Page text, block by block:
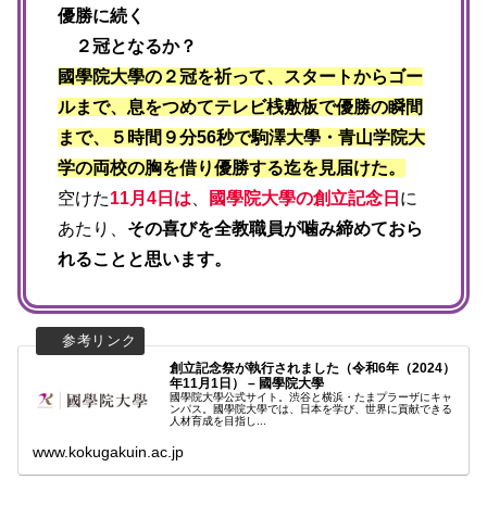
優勝に続く
２冠となるか？
國學院大學の２冠を祈って、スタートからゴー
ルまで、息をつめてテレビ桟敷板で優勝の瞬間
まで、５時間９分56秒で駒澤大學・青山学院大
学の両校の胸を借り優勝する迄を見届けた。
空けた11月4日は 國學院大學の創立記念日 に
あたり、 その喜びを全教職員が噛み締めておら
れることと思います。
創立記念祭が執行されました（令和6年（2024）
年11月1日） – 國學院大學
國學院大學公式サイト。渋谷と横浜・たまプラーザにキャ
ンパス。國學院大學では、日本を学び、世界に貢献できる
人材育成を目指し...
www.kokugakuin.ac.jp